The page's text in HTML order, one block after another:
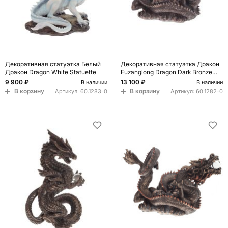
Декоративная статуэтка Белый
Дракон Dragon White Statuette
9 900 ₽
В наличии
В корзину Артикул: 60.1283-0
Декоративная статуэтка Дракон
Fuzanglong Dragon Dark Bronze
Statuette
13 100 ₽ В наличии
В корзину Артикул: 60.1282-0